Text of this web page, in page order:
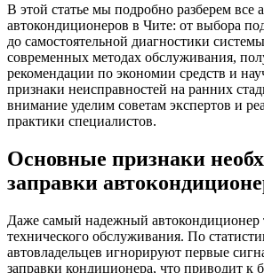
В этой статье мы подробно разберем все
автокондиционеров в Чите: от выбора
до самостоятельной диагностики
современных методах обслуживания,
рекомендации по экономии средств и
признаки неисправностей на ранних
внимание уделим советам экспертов и
практики специалистов.
Основные признаки
заправки
Даже самый надежный автокондиционер
технического обслуживания. По
автовладельцев игнорируют первые
заправки кондиционера, что приводит к